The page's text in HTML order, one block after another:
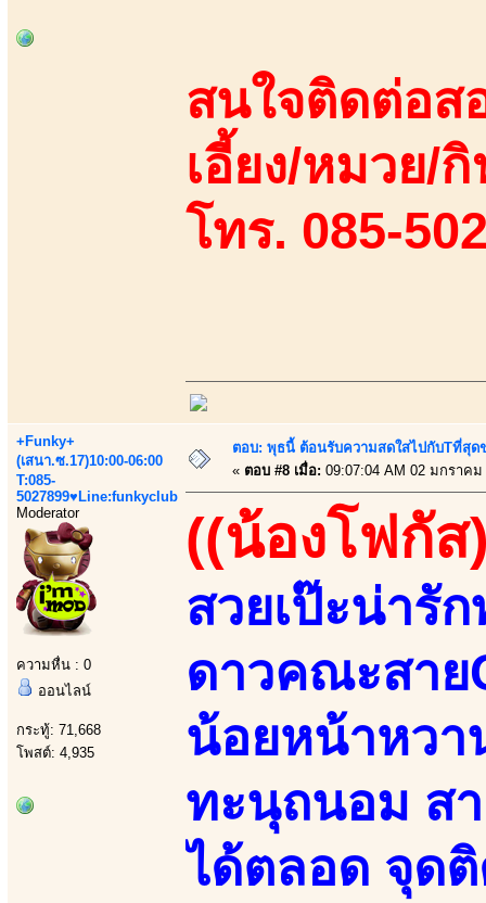
สนใจติดต่อส
เอี้ยง/หมวย/
โทร. 085-
+Funky+
(เสนา.ซ.17)10:00-06:00
T:085-
5027899♥Line:funkyclub
Moderator
ความหื่น : 0
ออนไลน์
กระทู้: 71,668
โพสต์: 4,935
ตอบ: พุธนี้ ต้อนรับความสดใสไปกับTที่สุด
« ตอบ #8 เมื่อ: 09:07:04 AM 02 มกราคม
((น้องโฟกัส
สวยเป๊ะน่ารั
ดาวคณะสาย
น้อยหน้าหวา
ทะนุถนอม ส
ได้ตลอด จุด